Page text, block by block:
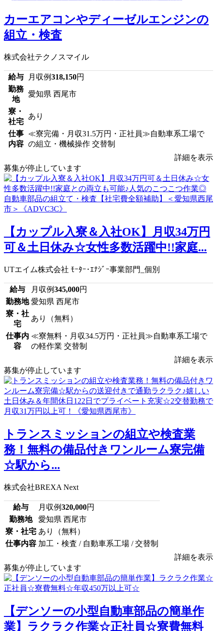
カーエアコンやディーゼルエンジンの
組立・検査
株式会社テクノスマイル
給与 月収例318,150円
勤務
地
愛知県 西尾市
寮・
社宅
あり
仕事
内容
≪寮完備・月収31.5万円・正社員≫自動車系工場で
の組立・機械操作 交替制
詳細を表示
募集が停止しています
【カップル入寮＆入社OK】月収34万円
可＆土日休み☆女性多数活躍中!!家庭...
UTエイム株式会社 ﾓｰﾀｰ･ｴﾅｼﾞｰ事業部門_個別
給与 月収例345,000円
勤務地 愛知県 西尾市
寮・社
宅
あり（無料）
仕事内
容
≪寮無料・月収34.5万円・正社員≫自動車系工場で
の軽作業 交替制
詳細を表示
募集が停止しています
トランスミッションの組立や検査業
務！無料の備品付きワンルーム寮完備
☆駅から...
株式会社BREXA Next
給与 月収例320,000円
勤務地
愛知県 西尾市
寮・社宅 あり（無料）
仕事内容 加工・検査 / 自動車系工場 / 交替制
詳細を表示
募集が停止しています
【デンソーの小型自動車部品の簡単作
業】ラクラク作業☆正社員☆寮費無料